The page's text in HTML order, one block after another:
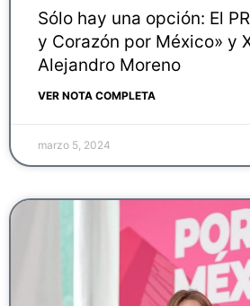
Sólo hay una opción: El
y Corazón por México» y
Alejandro Moreno
VER NOTA COMPLETA
marzo 5, 2024